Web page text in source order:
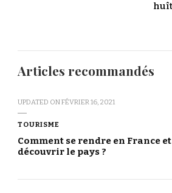
Articles recommandés
UPDATED ONFÉVRIER 16, 2021
TOURISME
Comment se rendre en France et
découvrir le pays ?